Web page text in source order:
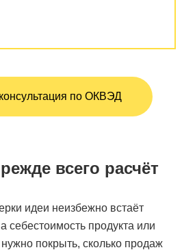
по ОКВЭД
всего расчёт
идеи неизбежно встаёт
себестоимость продукта или
покрыть, сколько продаж